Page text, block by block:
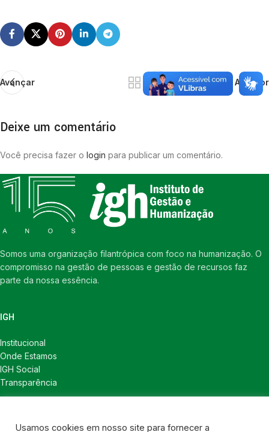
Avançar Anterior
Deixe um comentário
Você precisa fazer o login para publicar um comentário.
Somos uma organização filantrópica com foco na humanização. O
compromisso na gestão de pessoas e gestão de recursos faz
parte da nossa essência.
IGH
Institucional
Onde Estamos
IGH Social
Transparência
Usamos cookies em nosso site para fornecer a